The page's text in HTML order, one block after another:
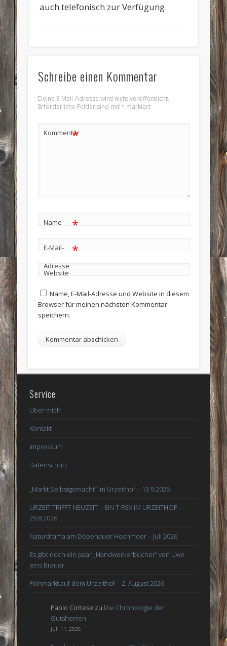
auch telefonisch zur Verfügung.
Schreibe einen Kommentar
Deine E-Mail-Adresse wird nicht veröffentlicht.
Erforderliche Felder sind mit* markiert
Kommentar
*
Name *
E-Mail-
Adresse
*
Website
Name, E-Mail-Adresse und Website in diesem
Browser für meinen nächsten Kommentar
speichern.
Service
Über mich
Kontakt
Impressum
Datenschutz
„Markt Selbstgemacht“ im Urzeithof – 13.9.2026
URZEIT TRIFFT NEUZEIT – EIN T-REX IM URZEITHOF –
29.8.2026
Naturdrama am Depenauer Hochmoor – Juli 2026
Es gibt noch ein paar „Handwerkerbücher“ von Uwe-
Jens Brauer
Flohmarkt auf dem Urzeithof – 2. August 2026
Paolo Cortese zu Die Chronologie der
Gutsherren
Juli 11, 2026